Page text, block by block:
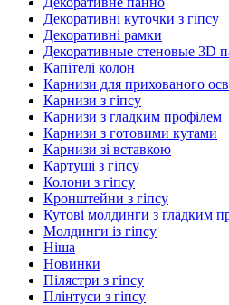
Декоративні куточки з гіпсу
Декоративні рамки
Декоративные стеновые 3D
Капітелі колон
Карнизи для прихованого
Карнизи з гіпсу
Карнизи з гладким профілем
Карнизи з готовими кутами
Карнизи зі вставкою
Картуші з гіпсу
Колони з гіпсу
Кронштейни з гіпсу
Кутові молдинги з гладким
Молдинги із гіпсу
Ніша
Новинки
Пілястри з гіпсу
Плінтуси з гіпсу